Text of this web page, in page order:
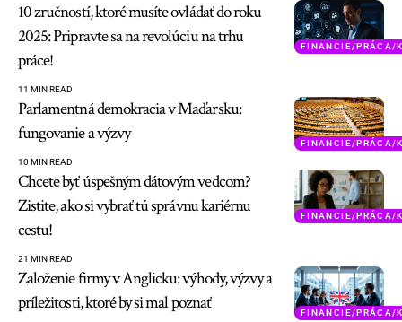
FINANCIE/PRÁCA/
10 zručností, ktoré musíte ovládať do roku
2025: Pripravte sa na revolúciu na trhu
práce!
11 MIN READ
FINANCIE/PRÁCA/
Parlamentná demokracia v Maďarsku:
fungovanie a výzvy
10 MIN READ
FINANCIE/PRÁCA/
Chcete byť úspešným dátovým vedcom?
Zistite, ako si vybrať tú správnu kariérnu
cestu!
21 MIN READ
FINANCIE/PRÁCA/
Založenie firmy v Anglicku: výhody, výzvy a
príležitosti, ktoré by si mal poznať